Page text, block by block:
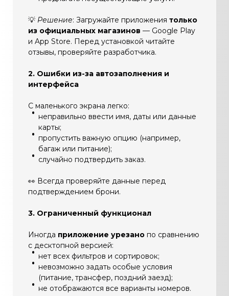
💡 Решение: Загружайте приложения только
из официальных магазинов — Google Play
и App Store. Перед установкой читайте
отзывы, проверяйте разработчика.
2. Ошибки из-за автозаполнения и
интерфейса
С маленького экрана легко:
неправильно ввести имя, даты или данные
карты;
пропустить важную опцию (например,
багаж или питание);
случайно подтвердить заказ.
👀 Всегда проверяйте данные перед
подтверждением брони.
3. Ограниченный функционал
Иногда приложение урезано по сравнению
с десктопной версией:
нет всех фильтров и сортировок;
невозможно задать особые условия
(питание, трансфер, поздний заезд);
не отображаются все варианты номеров.